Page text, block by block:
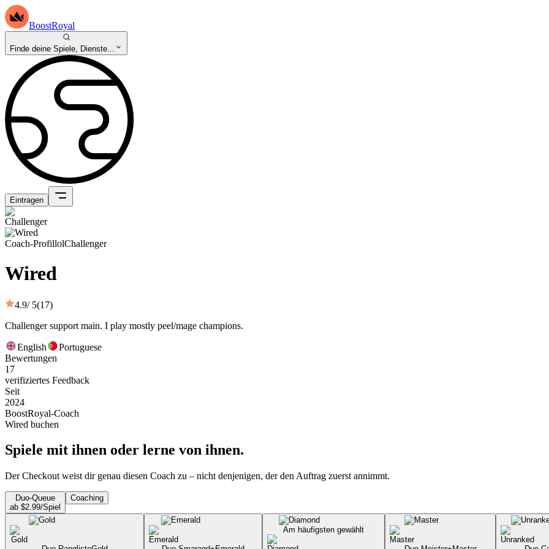
BoostRoyal
Finde deine Spiele, Dienste...
Eintragen
Coach-ProfillolChallenger
Wired
4.9/ 5(17)
Challenger support main. I play mostly peel/mage champions.
English
Portuguese
Bewertungen
17
verifiziertes Feedback
Seit
2024
BoostRoyal-Coach
Wired buchen
Spiele mit ihnen oder lerne von ihnen.
Der Checkout weist dir genau diesen Coach zu – nicht denjenigen, der den Auftrag zuerst annimmt.
Duo-Queue
ab $2.99/Spiel
Coaching
Am häufigsten gewählt